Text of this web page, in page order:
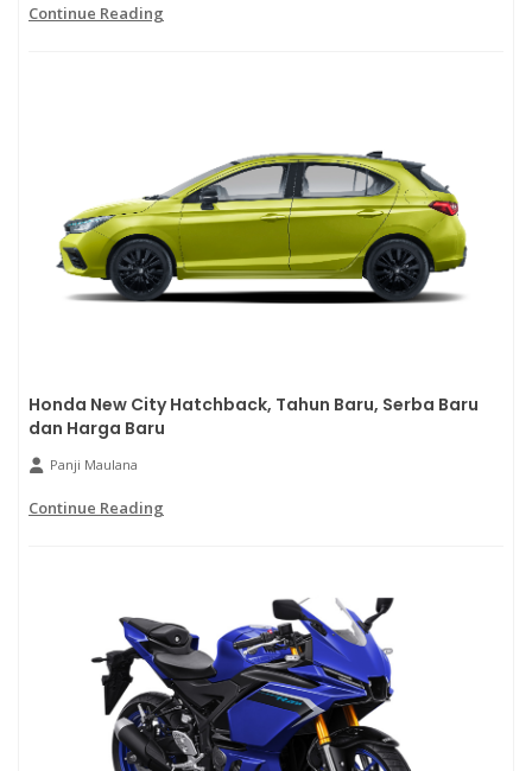
Continue Reading
Honda New City Hatchback, Tahun Baru, Serba Baru
dan Harga Baru
Panji Maulana
Continue Reading